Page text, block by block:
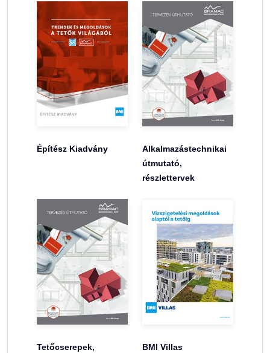
Építész Kiadvány
Alkalmazástechnikai
útmutató,
részlettervek
Tetőcserepek,
BMI Villas